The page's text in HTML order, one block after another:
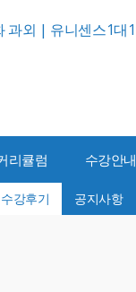
리큘럼 수강안내
수강후기 공지사항